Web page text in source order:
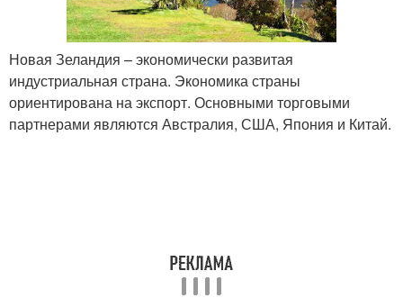
Новая Зеландия – экономически развитая
индустриальная страна. Экономика страны
ориентирована на экспорт. Основными торговыми
партнерами являются Австралия, США, Япония и Китай.